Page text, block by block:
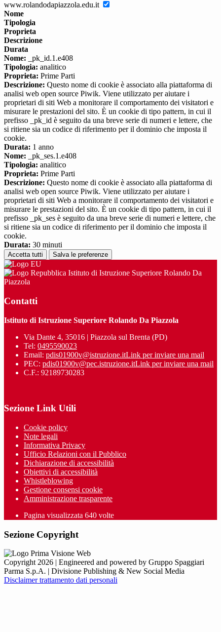
www.rolandodapiazzola.edu.it
Nome
Tipologia
Proprieta
Descrizione
Durata
Nome: _pk_id.1.e408
Tipologia: analitico
Proprieta: Prime Parti
Descrizione: Questo nome di cookie è associato alla piattaforma di
analisi web open source Piwik. Viene utilizzato per aiutare i
proprietari di siti Web a monitorare il comportamento dei visitatori e
misurare le prestazioni del sito. È un cookie di tipo pattern, in cui il
prefisso _pk_id è seguito da una breve serie di numeri e lettere, che
si ritiene sia un codice di riferimento per il dominio che imposta il
cookie.
Durata: 1 anno
Nome: _pk_ses.1.e408
Tipologia: analitico
Proprieta: Prime Parti
Descrizione: Questo nome di cookie è associato alla piattaforma di
analisi web open source Piwik. Viene utilizzato per aiutare i
proprietari di siti Web a monitorare il comportamento dei visitatori e
misurare le prestazioni del sito. È un cookie di tipo pattern, in cui il
prefisso _pk_ses è seguito da una breve serie di numeri e lettere, che
si ritiene sia un codice di riferimento per il dominio che imposta il
cookie.
Durata: 30 minuti
Accetta tutti Salva le preferenze
Istituto di Istruzione Superiore Rolando Da
Piazzola
Contatti
Istituto di Istruzione Superiore Rolando Da Piazzola
Via Dante 4, 35016 | Piazzola sul Brenta (PD)
Tel: 0495590023
Email: pdis01900v@istruzione.itLink per inviare una mail
PEC: pdis01900v@pec.istruzione.itLink per inviare una mail
C.F.: 92189730283
Sezione Link Utili
Cookie policy
Note legali
Informativa Privacy
Ufficio Relazioni con il Pubblico
Dichiarazione di accessibilità
Obiettivi di accessibilità
Whistleblowing
Gestione consensi cookie
Amministrazione trasparente
Pagina visualizzata 640 volte
Sezione Copyright
Copyright 2026 | Engineered and powered by Gruppo Spaggiari
Parma S.p.A. | Divisione Publishing & New Social Media
Disclaimer trattamento dati personali